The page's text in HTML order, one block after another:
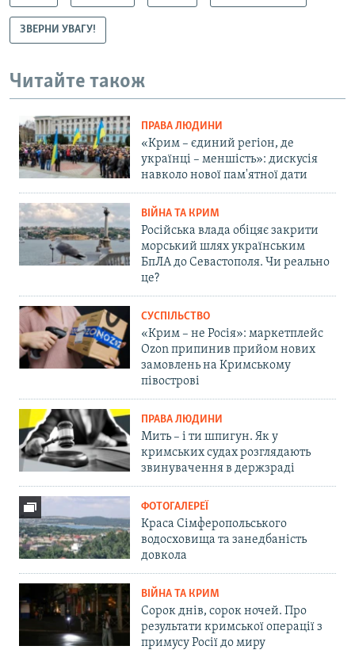
ЗВЕРНИ УВАГУ!
Читайте також
ПРАВА ЛЮДИНИ
«Крим – єдиний регіон, де
українці – меншість»: дискусія
навколо нової пам'ятної дати
ВІЙНА ТА КРИМ
Російська влада обіцяє закрити
морський шлях українським
БпЛА до Севастополя. Чи реально
це?
СУСПІЛЬСТВО
«Крим – не Росія»: маркетплейс
Ozon припинив прийом нових
замовлень на Кримському
півострові
ПРАВА ЛЮДИНИ
Мить – і ти шпигун. Як у
кримських судах розглядають
звинувачення в держзраді
ФОТОГАЛЕРЕЇ
Краса Сімферопольського
водосховища та занедбаність
довкола
ВІЙНА ТА КРИМ
Сорок днів, сорок ночей. Про
результати кримської операції з
примусу Росії до миру